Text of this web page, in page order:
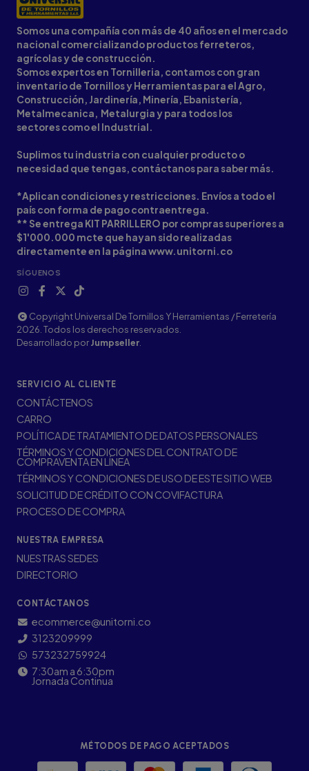
Somos una compañía con más de 40 años en el mercado
nacional comercializando productos ferreteros,
agrícolas y de construcción.
Somos expertos en Tornilleria, contamos con gran
inventario de Tornillos y Herramientas para el Agro,
Construcción, Jardinería, Minería, Ebanistería,
Metalmecanica, Metalurgia y para todos los
sectores como el Industrial.
Suplimos tu industria con cualquier producto o
necesidad que tengas, contáctanos para saber más.
*Aplican condiciones y restricciones. Envíos a todo el
país con forma de pago contraentrega.
** Se entrega KIT PARRILLERO por compras superiores a
$1'000.000 mcte que hayan sido realizadas
directamente en la página www.unitorni.co
SÍGUENOS
Copyright Universal De Tornillos Y Herramientas / Ferretería
2026. Todos los derechos reservados.
Desarrollado porJumpseller
SERVICIO AL CLIENTE
CONTÁCTENOS
CARRO
POLÍTICA DE TRATAMIENTO DE DATOS PERSONALES
TÉRMINOS Y CONDICIONES DEL CONTRATO DE
COMPRAVENTA EN LÍNEA
TÉRMINOS Y CONDICIONES DE USO DE ESTE SITIO WEB
SOLICITUD DE CRÉDITO CON COVIFACTURA
PROCESO DE COMPRA
NUESTRA EMPRESA
NUESTRAS SEDES
DIRECTORIO
CONTÁCTANOS
ecommerce@unitorni.co
3123209999
573232759924
7:30am a 6:30pm
Jornada Continua
MÉTODOS DE PAGO ACEPTADOS